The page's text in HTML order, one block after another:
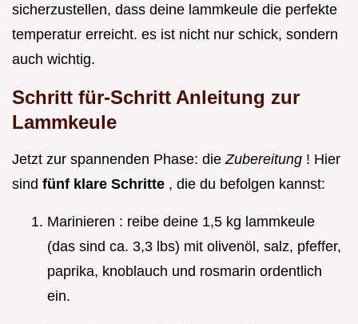
sicherzustellen, dass deine lammkeule die perfekte
temperatur erreicht. es ist nicht nur schick, sondern
auch wichtig.
Schritt für-Schritt Anleitung zur
Lammkeule
Jetzt zur spannenden Phase: die Zubereitung ! Hier
sind fünf klare Schritte , die du befolgen kannst:
Marinieren : reibe deine 1,5 kg lammkeule
(das sind ca. 3,3 lbs) mit olivenöl, salz, pfeffer,
paprika, knoblauch und rosmarin ordentlich
ein.